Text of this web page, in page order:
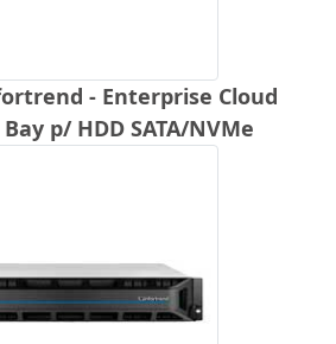
- Enterprise Cloud
p/ HDD SATA/NVMe